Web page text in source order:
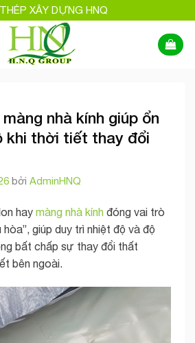
XÂY DỰNG HNQ
nhà kính giúp ổn
khi thời tiết thay đổi
bởi AdminHNQ
hay màng nhà kính đóng vai trò
giúp duy trì nhiệt độ và độ
bất chấp sự thay đổi thất
bên ngoài.